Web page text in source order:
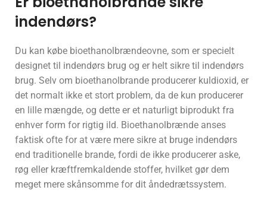
indendørs?
Du kan købe bioethanolbrændeovne, som er specielt
designet til indendørs brug og er helt sikre til indendørs
brug. Selv om bioethanolbrande producerer kuldioxid, er
det normalt ikke et stort problem, da de kun producerer
en lille mængde, og dette er et naturligt biprodukt fra
enhver form for rigtig ild. Bioethanolbrænde anses
faktisk ofte for at være mere sikre at bruge indendørs
end traditionelle brande, fordi de ikke producerer aske,
røg eller kræftfremkaldende stoffer, hvilket gør dem
meget mere skånsomme for dit åndedrætssystem.